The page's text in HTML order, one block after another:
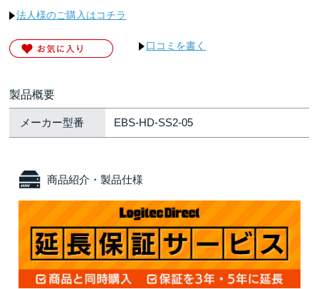
法人様のご購入はコチラ
口コミを書く
製品概要
メーカー型番 EBS-HD-SS2-05
商品紹介・製品仕様